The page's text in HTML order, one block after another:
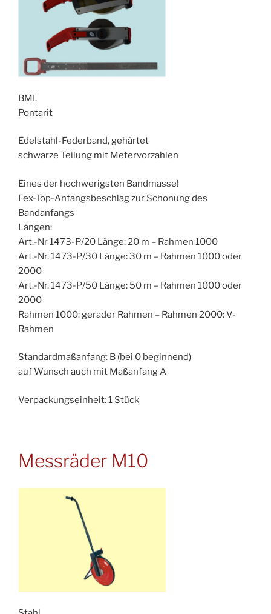
BMI,
Pontarit
Edelstahl-Federband, gehärtet
schwarze Teilung mit Metervorzahlen
Eines der hochwerigsten Bandmasse!
Fex-Top-Anfangsbeschlag zur Schonung des
Bandanfangs
Längen:
Art.-Nr 1473-P/20 Länge: 20 m – Rahmen 1000
Art.-Nr. 1473-P/30 Länge: 30 m – Rahmen 1000 oder
2000
Art.-Nr. 1473-P/50 Länge: 50 m – Rahmen 1000 oder
2000
Rahmen 1000: gerader Rahmen – Rahmen 2000: V-
Rahmen
Standardmaßanfang: B (bei 0 beginnend)
auf Wunsch auch mit Maßanfang A
Verpackungseinheit: 1 Stück
Messräder M10